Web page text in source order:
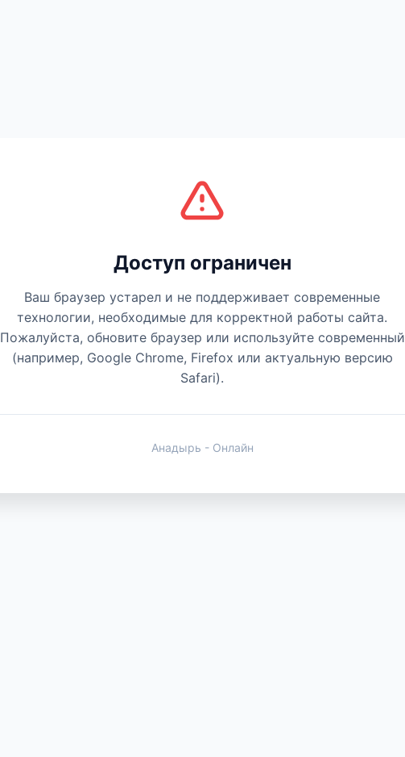
Доступ ограничен
Ваш браузер устарел и не поддерживает современные
технологии, необходимые для корректной работы сайта.
Пожалуйста, обновите браузер или используйте современный
(например, Google Chrome, Firefox или актуальную версию
Safari).
Анадырь - Онлайн